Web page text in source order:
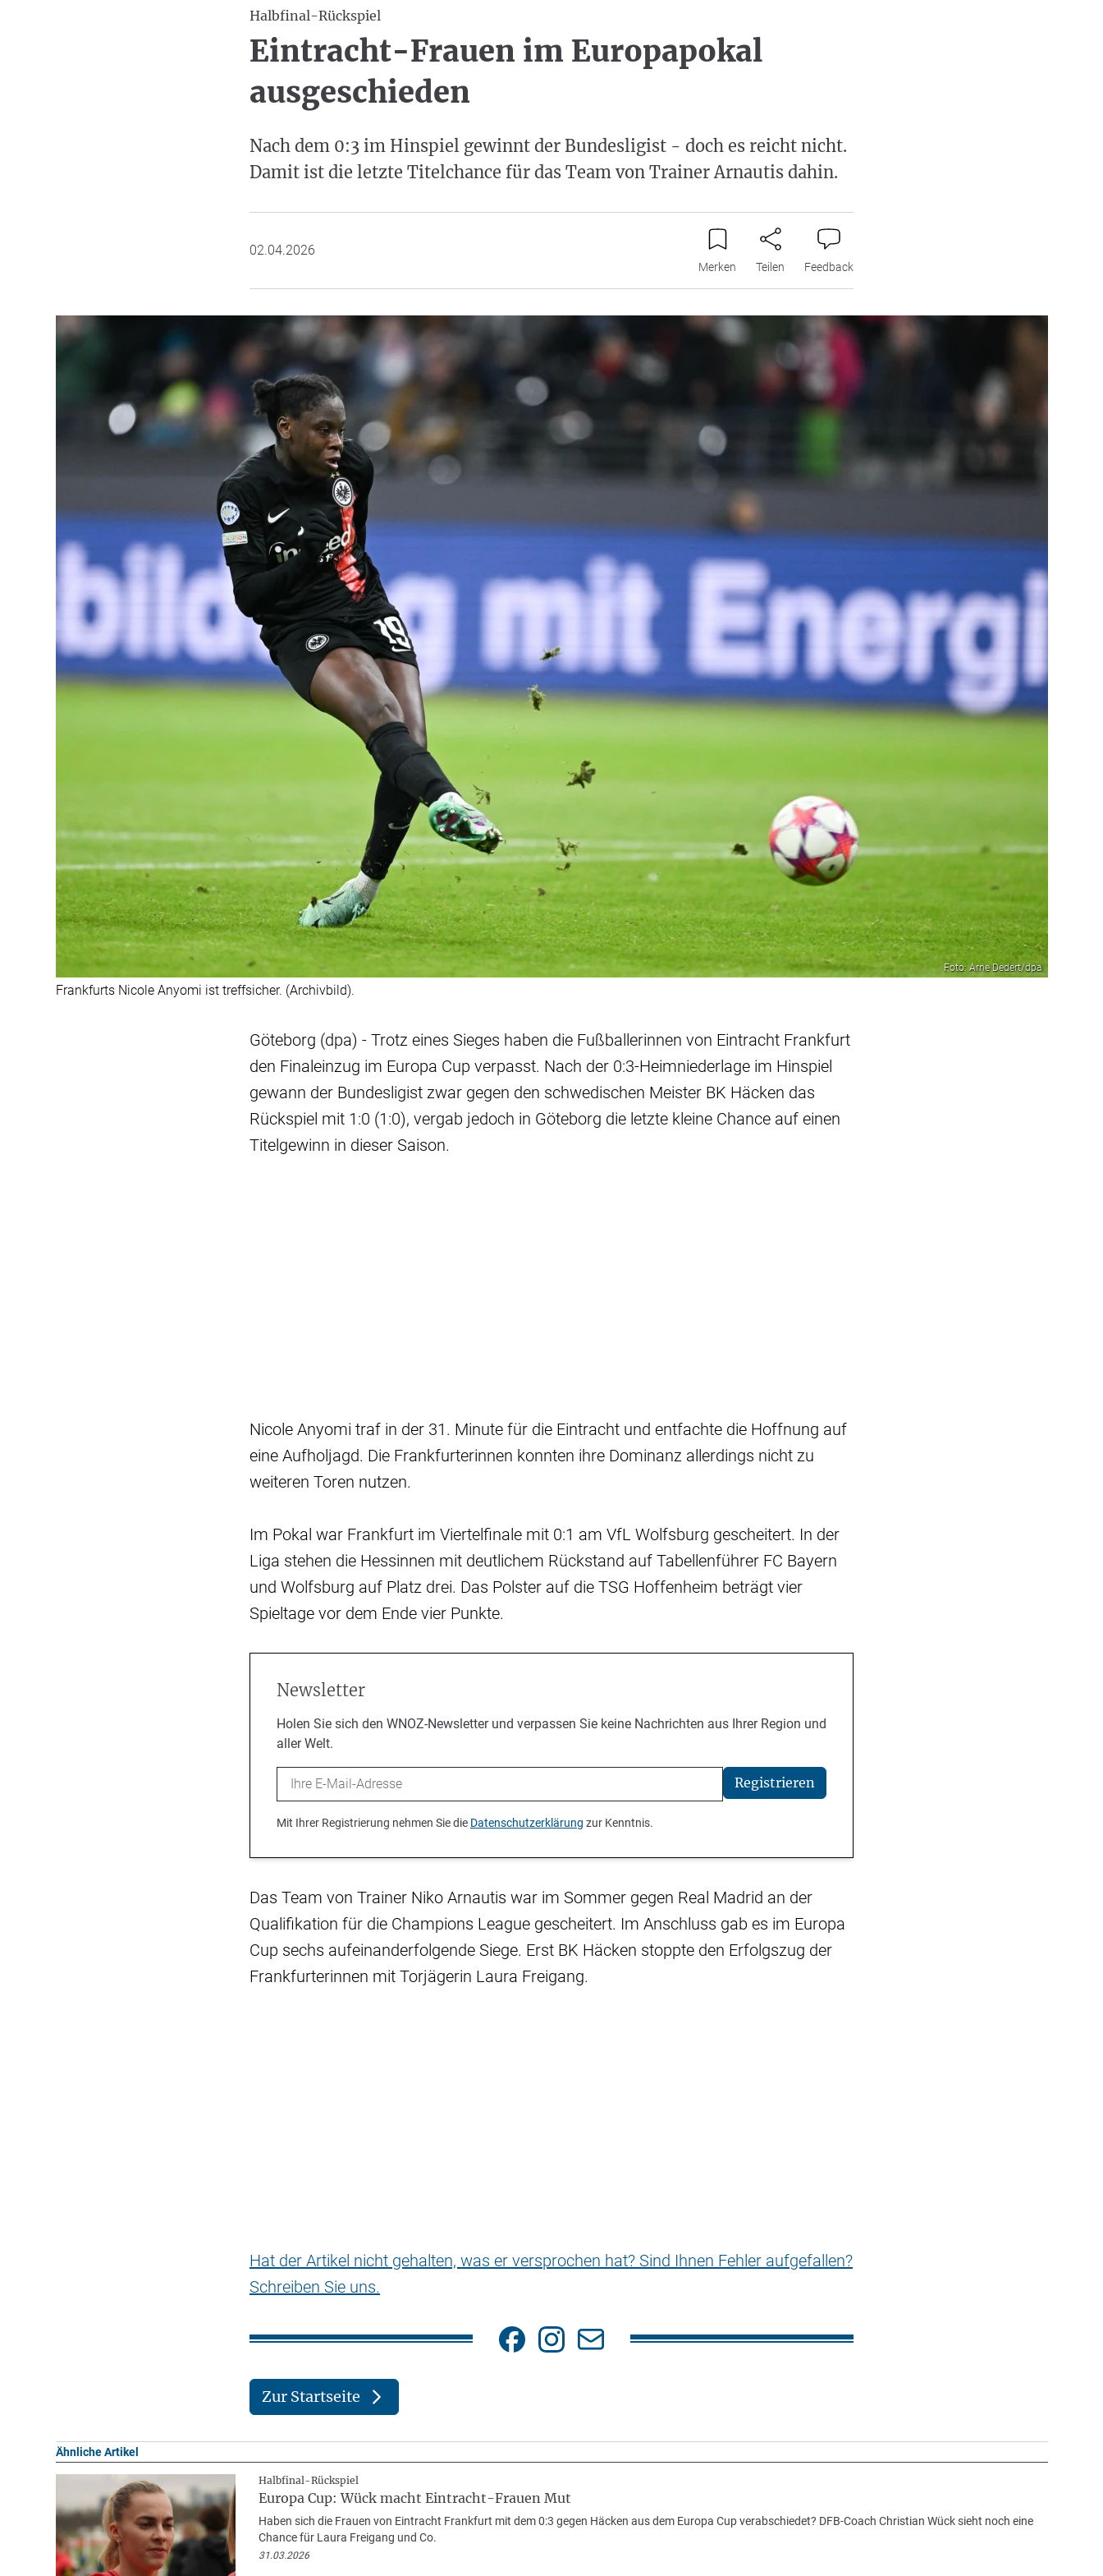
Halbfinal-Rückspiel
Eintracht-Frauen im Europapokal
ausgeschieden
Nach dem 0:3 im Hinspiel gewinnt der Bundesligist - doch es reicht nicht.
Damit ist die letzte Titelchance für das Team von Trainer Arnautis dahin.
02.04.2026
Merken Teilen Feedback
Foto: Arne Dedert/dpa
Frankfurts Nicole Anyomi ist treffsicher. (Archivbild).
Göteborg (dpa) - Trotz eines Sieges haben die Fußballerinnen von Eintracht Frankfurt
den Finaleinzug im Europa Cup verpasst. Nach der 0:3-Heimniederlage im Hinspiel
gewann der Bundesligist zwar gegen den schwedischen Meister BK Häcken das
Rückspiel mit 1:0 (1:0), vergab jedoch in Göteborg die letzte kleine Chance auf einen
Titelgewinn in dieser Saison.
Nicole Anyomi traf in der 31. Minute für die Eintracht und entfachte die Hoffnung auf
eine Aufholjagd. Die Frankfurterinnen konnten ihre Dominanz allerdings nicht zu
weiteren Toren nutzen.
Im Pokal war Frankfurt im Viertelfinale mit 0:1 am VfL Wolfsburg gescheitert. In der
Liga stehen die Hessinnen mit deutlichem Rückstand auf Tabellenführer FC Bayern
und Wolfsburg auf Platz drei. Das Polster auf die TSG Hoffenheim beträgt vier
Spieltage vor dem Ende vier Punkte.
Newsletter
Holen Sie sich den WNOZ-Newsletter und verpassen Sie keine Nachrichten aus Ihrer Region und
aller Welt.
Email Registrieren
Mit Ihrer Registrierung nehmen Sie die Datenschutzerklärung zur Kenntnis.
Das Team von Trainer Niko Arnautis war im Sommer gegen Real Madrid an der
Qualifikation für die Champions League gescheitert. Im Anschluss gab es im Europa
Cup sechs aufeinanderfolgende Siege. Erst BK Häcken stoppte den Erfolgszug der
Frankfurterinnen mit Torjägerin Laura Freigang.
Hat der Artikel nicht gehalten, was er versprochen hat? Sind Ihnen Fehler aufgefallen?
Schreiben Sie uns.
Zur Startseite
Ähnliche Artikel
Halbfinal-Rückspiel
Europa Cup: Wück macht Eintracht-Frauen Mut
Haben sich die Frauen von Eintracht Frankfurt mit dem 0:3 gegen Häcken aus dem Europa Cup verabschiedet? DFB-Coach Christian Wück sieht noch eine
Chance für Laura Freigang und Co.
31.03.2026